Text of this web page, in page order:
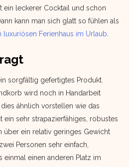
ein leckerer Cocktail und schon
kann man sich glatt so fühlen als
luxuriösen Ferienhaus im Urlaub
sorgfältig gefertigtes Produkt.
wird noch in Handarbeit
ähnlich vorstellen wie das
ein sehr strapazierfähiges, robustes
über ein relativ geringes Gewicht
Personen sehr einfach,
einmal einen anderen Platz im